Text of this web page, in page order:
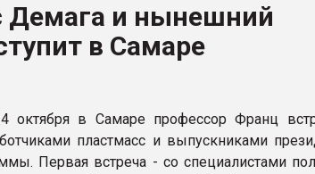
Демага и нынешний
в Самаре
октября в Самаре профессор Франц
пластмасс и выпускниками
Первая встреча - со специалистами